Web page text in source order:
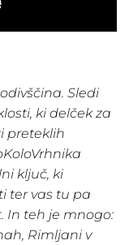
Sledi
ki delček za
preteklih
ključ, ki
ter vas tu pa
In teh je mnogo:
Rimljani v